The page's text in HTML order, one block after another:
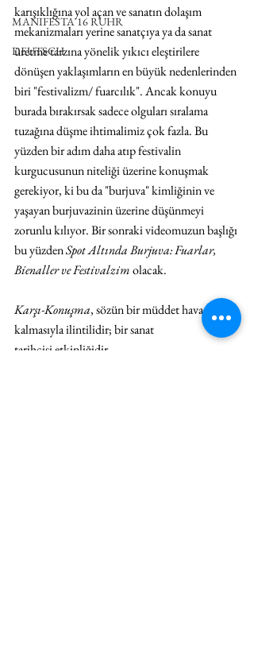
MANIFESTA 16 RUHR
DEUTSCH
karışıklığına yol açan ve sanatın dolaşım
mekanizmaları yerine sanatçıya ya da sanat
üretme tarzına yönelik yıkıcı eleştirilere
dönüşen yaklaşımların en büyük nedenlerinden
biri "festivalizm/ fuarcılık". Ancak konuyu
burada bırakırsak sadece olguları sıralama
tuzağına düşme ihtimalimiz çok fazla. Bu
yüzden bir adım daha atıp festivalin
kurgucusunun niteliği üzerine konuşmak
gerekiyor, ki bu da "burjuva" kimliğinin ve
yaşayan burjuvazinin üzerine düşünmeyi
zorunlu kılıyor. Bir sonraki videomuzun başlığı
bu yüzden Spot Altında Burjuva: Fuarlar,
Bienaller ve Festivalzim olacak.
Karşı-Konuşma, sözün bir müddet havada asılı
kalmasıyla ilintilidir; bir sanat
tarihçisi etkinliğidir.